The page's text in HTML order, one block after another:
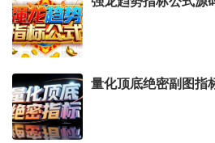
量化顶底绝密副图指